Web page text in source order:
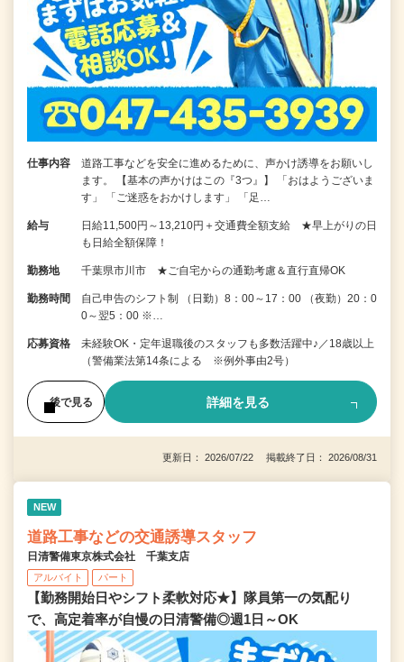
仕事内容
道路工事などを安全に進めるために、声かけ誘導をお願いし
ます。 【基本の声かけはこの『3つ』】 「おはようございま
す」 「ご迷惑をおかけします」 「足…
給与
日給11,500円～13,210円＋交通費全額支給 ★早上がりの日
も日給全額保障！
勤務地 千葉県市川市 ★ご自宅からの通勤考慮＆直行直帰OK
勤務時間
自己申告のシフト制 （日勤）8：00～17：00 （夜勤）20：0
0～翌5：00 ※…
応募資格
未経験OK・定年退職後のスタッフも多数活躍中♪／18歳以上
（警備業法第14条による ※例外事由2号）
後で見る 詳細を見る
更新日： 2026/07/22 掲載終了日： 2026/08/31
NEW
道路工事などの交通誘導スタッフ
日清警備東京株式会社 千葉支店
アルバイト パート
【勤務開始日やシフト柔軟対応★】隊員第一の気配り
で、高定着率が自慢の日清警備◎週1日～OK